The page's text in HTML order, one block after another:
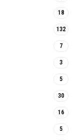
18
132
7
3
5
30
16
5